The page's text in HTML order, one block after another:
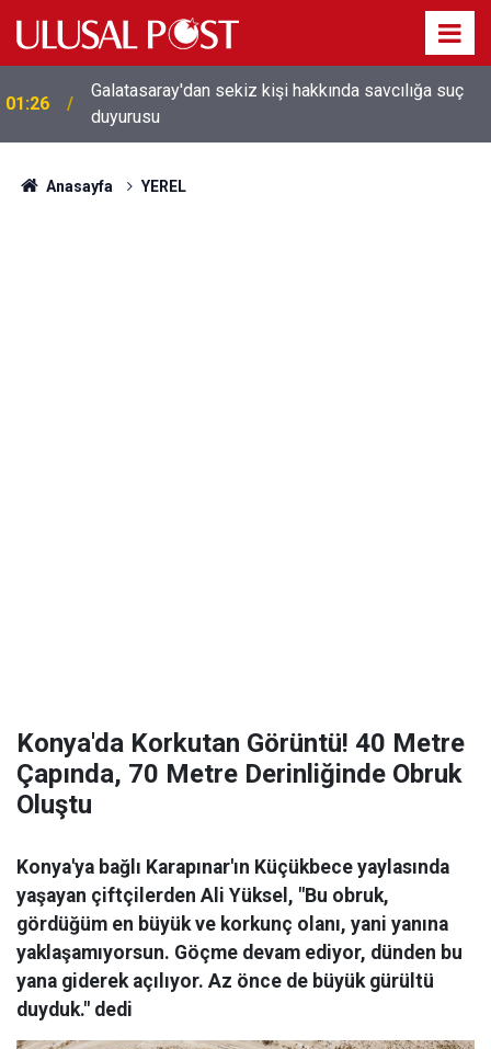
01:26
Galatasaray'dan sekiz kişi hakkında savcılığa suç
duyurusu
Anasayfa YEREL
Konya'da Korkutan Görüntü! 40 Metre
Çapında, 70 Metre Derinliğinde Obruk
Oluştu
Konya'ya bağlı Karapınar'ın Küçükbece yaylasında
yaşayan çiftçilerden Ali Yüksel, "Bu obruk,
gördüğüm en büyük ve korkunç olanı, yani yanına
yaklaşamıyorsun. Göçme devam ediyor, dünden bu
yana giderek açılıyor. Az önce de büyük gürültü
duyduk." dedi